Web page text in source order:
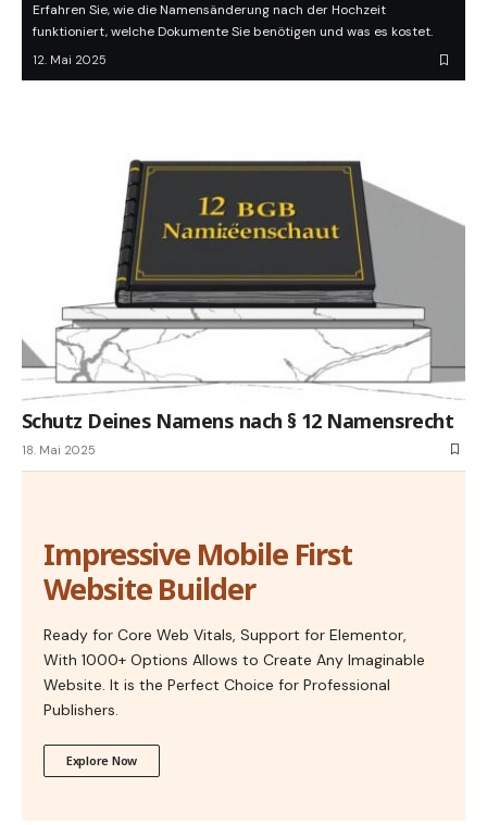
Erfahren Sie, wie die Namensänderung nach der Hochzeit
funktioniert, welche Dokumente Sie benötigen und was es kostet.
12. Mai 2025
Schutz Deines Namens nach § 12 Namensrecht
18. Mai 2025
Impressive Mobile First
Website Builder
Ready for Core Web Vitals, Support for Elementor,
With 1000+ Options Allows to Create Any Imaginable
Website. It is the Perfect Choice for Professional
Publishers.
Explore Now